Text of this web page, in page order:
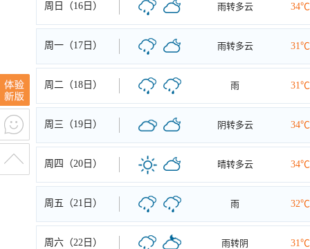
周日（16日） 雨转多云 34℃
周一（17日） 雨转多云 31℃
周二（18日） 雨 31℃
周三（19日） 阴转多云 34℃
周四（20日） 晴转多云 34℃
周五（21日） 雨 32℃
周六（22日） 雨转阴 31℃